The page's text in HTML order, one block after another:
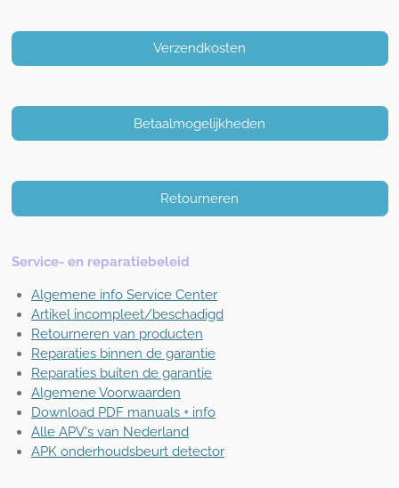
Verzendkosten
Betaalmogelijkheden
Retourneren
Service- en reparatiebeleid
Algemene info Service Center
Artikel incompleet/beschadigd
Retourneren van producten
Reparaties binnen de garantie
Reparaties buiten de garantie
Algemene Voorwaarden
Download PDF manuals + info
Alle APV's van Nederland
APK onderhoudsbeurt detector